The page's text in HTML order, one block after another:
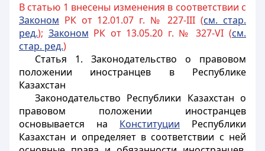
В статью 1 внесены изменения в соответствии с
Законом РК от 12.01.07 г. № 227-III (см. стар.
ред.); Законом РК от 13.05.20 г. № 327-VI (см.
стар. ред.)
Статья 1. Законодательство о правовом
положении иностранцев в Республике
Казахстан
Законодательство Республики Казахстан о
правовом положении иностранцев
основывается на Конституции Республики
Казахстан и определяет в соответствии с ней